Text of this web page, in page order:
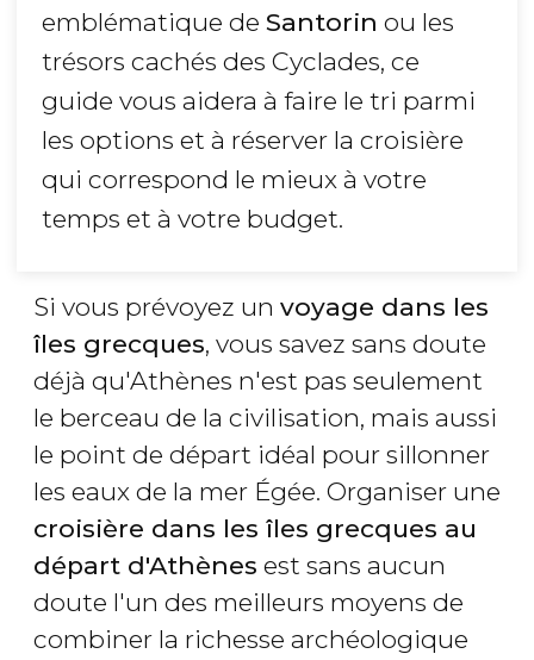
emblématique de Santorin ou les
trésors cachés des Cyclades, ce
guide vous aidera à faire le tri parmi
les options et à réserver la croisière
qui correspond le mieux à votre
temps et à votre budget.
Si vous prévoyez un voyage dans les
îles grecques, vous savez sans doute
déjà qu'Athènes n'est pas seulement
le berceau de la civilisation, mais aussi
le point de départ idéal pour sillonner
les eaux de la mer Égée. Organiser une
croisière dans les îles grecques au
départ d'Athènes est sans aucun
doute l'un des meilleurs moyens de
combiner la richesse archéologique